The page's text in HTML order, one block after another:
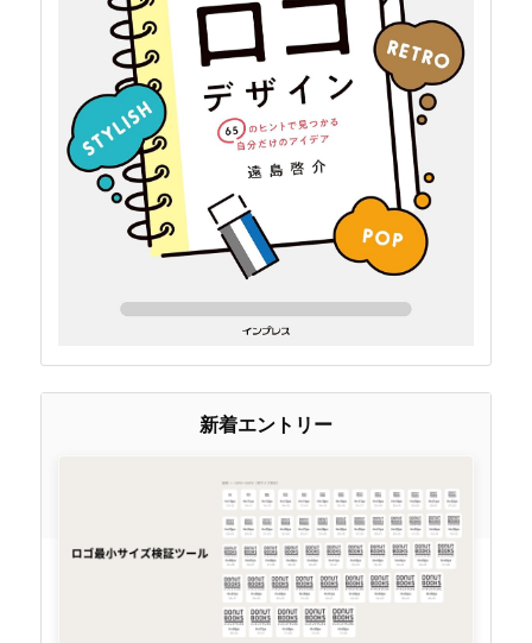
新着エントリー